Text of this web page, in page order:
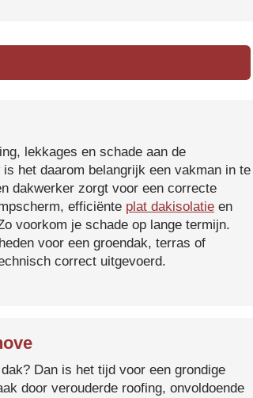
lekkages en schade aan de
het daarom belangrijk een vakman in te
dakwerker zorgt voor een correcte
efficiënte plat dakisolatie en
voorkom je schade op lange termijn.
voor een groendak, terras of
correct uitgevoerd.
Dan is het tijd voor een grondige
door verouderde roofing, onvoldoende